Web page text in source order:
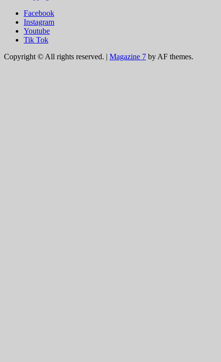
Facebook
Instagram
Youtube
Tik Tok
Copyright © All rights reserved. | Magazine 7 by AF themes.